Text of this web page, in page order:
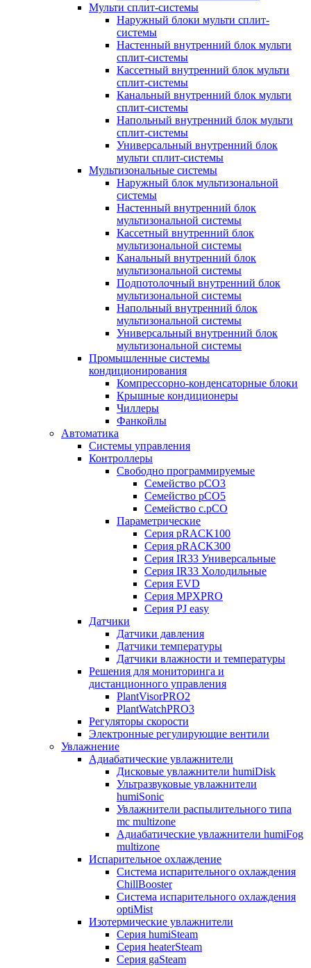
Мульти сплит-системы
Наружный блоки мульти сплит-
системы
Настенный внутренний блок мульти
сплит-системы
Кассетный внутренний блок мульти
сплит-системы
Канальный внутренний блок мульти
сплит-системы
Напольный внутренний блок мульти
сплит-системы
Универсальный внутренний блок
мульти сплит-системы
Мультизональные системы
Наружный блок мультизональной
системы
Настенный внутренний блок
мультизональной системы
Кассетный внутренний блок
мультизональной системы
Канальный внутренний блок
мультизональной системы
Подпотолочный внутренний блок
мультизональной системы
Напольный внутренний блок
мультизональной системы
Универсальный внутренний блок
мультизональной системы
Промышленные системы
кондиционирования
Компрессорно-конденсаторные блоки
Крышные кондиционеры
Чиллеры
Фанкойлы
Автоматика
Системы управления
Контроллеры
Свободно программируемые
Семейство pCO3
Семейство pCO5
Семейство c.pCO
Параметрические
Серия pRACK100
Серия pRACK300
Серия IR33 Универсальные
Серия IR33 Холодильные
Серия EVD
Серия MPXPRO
Серия PJ easy
Датчики
Датчики давления
Датчики температуры
Датчики влажности и температуры
Решения для мониторинга и
дистанционного управления
PlantVisorPRO2
PlantWatchPRO3
Регуляторы скорости
Электронные регулирующие вентили
Увлажнение
Адиабатические увлажнители
Дисковые увлажнители humiDisk
Ультразвуковые увлажнители
humiSonic
Увлажнители распылительного типа
mc multizone
Адиабатические увлажнители humiFog
multizone
Испарительное охлаждение
Система испарительного охлаждения
ChillBooster
Система испарительного охлаждения
optiMist
Изотермические увлажнители
Серия humiSteam
Серия heaterSteam
Серия gaSteam